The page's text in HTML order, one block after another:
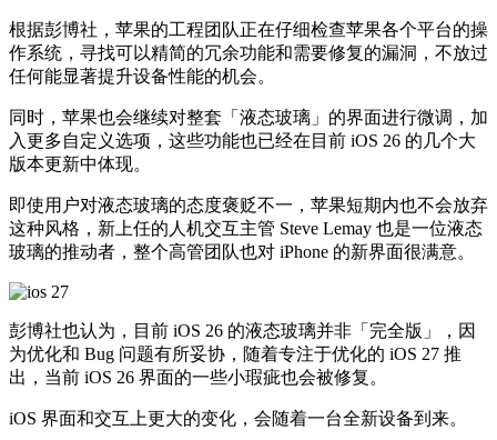
根据彭博社，苹果的工程团队正在仔细检查苹果各个平台的操
作系统，寻找可以精简的冗余功能和需要修复的漏洞，不放过
任何能显著提升设备性能的机会。
同时，苹果也会继续对整套「液态玻璃」的界面进行微调，加
入更多自定义选项，这些功能也已经在目前 iOS 26 的几个大
版本更新中体现。
即使用户对液态玻璃的态度褒贬不一，苹果短期内也不会放弃
这种风格，新上任的人机交互主管 Steve Lemay 也是一位液态
玻璃的推动者，整个高管团队也对 iPhone 的新界面很满意。
彭博社也认为，目前 iOS 26 的液态玻璃并非「完全版」，因
为优化和 Bug 问题有所妥协，随着专注于优化的 iOS 27 推
出，当前 iOS 26 界面的一些小瑕疵也会被修复。
iOS 界面和交互上更大的变化，会随着一台全新设备到来。